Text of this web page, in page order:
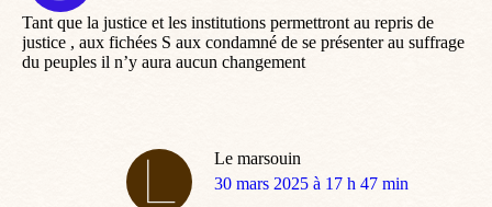
Tant que la justice et les institutions permettront au repris de
justice , aux fichées S aux condamné de se présenter au suffrage
du peuples il n’y aura aucun changement
Le marsouin
dit
30 mars 2025 à 17 h 47 min